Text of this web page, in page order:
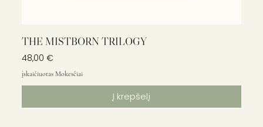
THE MISTBORN TRILOGY
Kaina
48,00 €
įskaičiuotas Mokesčiai
Į krepšelį